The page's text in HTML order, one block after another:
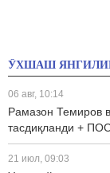
ЎХШАШ
06 авг, 10:14
Рамазон Темиров
тасдиқланди +
21 июл, 09:03